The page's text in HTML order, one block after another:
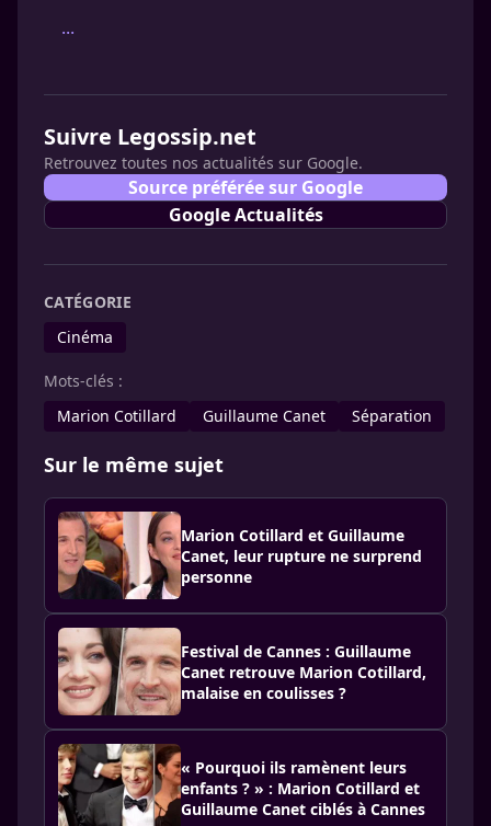
...
Suivre Legossip.net
Retrouvez toutes nos actualités sur Google.
Source préférée sur Google
Google Actualités
CATÉGORIE
Cinéma
Mots-clés :
Marion Cotillard
Guillaume Canet Séparation
Sur le même sujet
Marion Cotillard et Guillaume
Canet, leur rupture ne surprend
personne
Festival de Cannes : Guillaume
Canet retrouve Marion Cotillard,
malaise en coulisses ?
« Pourquoi ils ramènent leurs
enfants ? » : Marion Cotillard et
Guillaume Canet ciblés à Cannes